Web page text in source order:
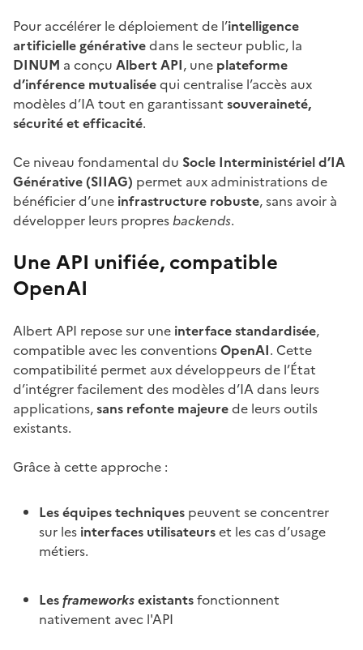
Pour accélérer le déploiement de l’intelligence
artificielle générativedans le secteur public, la
DINUM a conçu Albert API, une plateforme
d’inférence mutualiséequi centralise l’accès aux
modèles d’IA tout en garantissant souveraineté,
sécurité et efficacité.
Ce niveau fondamental du Socle Interministériel d’IA
Générative (SIIAG) permet aux administrations de
bénéficier d’une infrastructure robuste, sans avoir à
développer leurs propresbackends.
Une API unifiée, compatible
OpenAI
Albert API repose sur une interface standardisée,
compatible avec les conventionsOpenAI. Cette
compatibilité permet aux développeurs de l’État
d’intégrer facilement des modèles d’IA dans leurs
applications,sans refonte majeurede leurs outils
existants.
Grâce à cette approche :
Les équipes techniques peuvent se concentrer
sur les interfaces utilisateurset les cas d’usage
métiers.
Lesframeworksexistantsfonctionnent
nativement avec l'API